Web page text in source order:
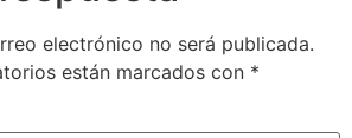
electrónico no será publicada.
están marcados con *